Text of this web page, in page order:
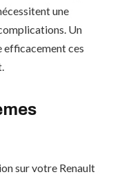
une
Un
efficacement ces
sur votre Renault